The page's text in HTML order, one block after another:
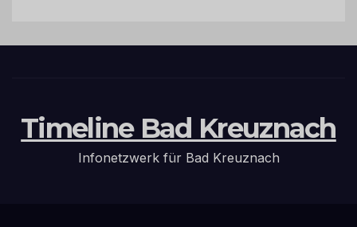
Timeline Bad Kreuznach
Infonetzwerk für Bad Kreuznach